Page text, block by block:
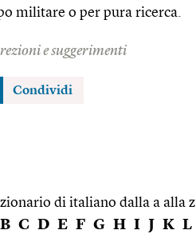
militare o per pura ricerca.
e suggerimenti
Condividi
di italiano dalla a alla z
B C D E F G H I J K L